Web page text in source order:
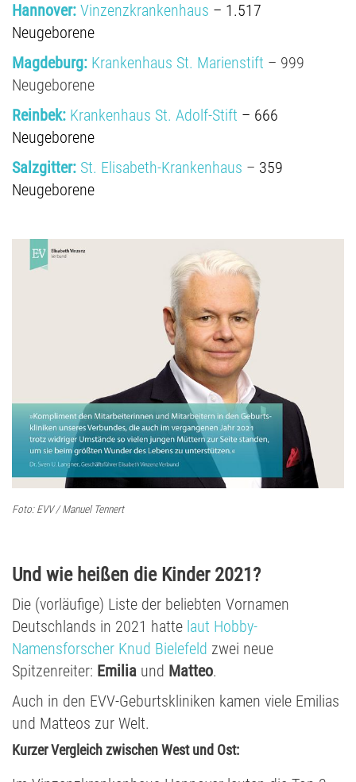
Hannover: Vinzenzkrankenhaus – 1.517
Neugeborene
Magdeburg: Krankenhaus St. Marienstift – 999
Neugeborene
Reinbek: Krankenhaus St. Adolf-Stift – 666
Neugeborene
Salzgitter: St. Elisabeth-Krankenhaus – 359
Neugeborene
Foto: EVV / Manuel Tennert
Und wie heißen die Kinder 2021?
Die (vorläufige) Liste der beliebten Vornamen
Deutschlands in 2021 hatte laut Hobby-
Namensforscher Knud Bielefeld zwei neue
Spitzenreiter: Emilia und Matteo.
Auch in den EVV-Geburtskliniken kamen viele Emilias
und Matteos zur Welt.
Kurzer Vergleich zwischen West und Ost: